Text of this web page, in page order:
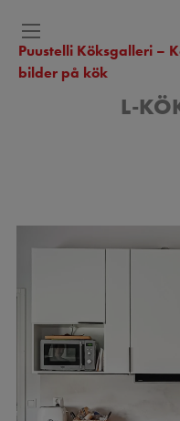
Puustelli Köksgalleri –
bilder på kök
L-